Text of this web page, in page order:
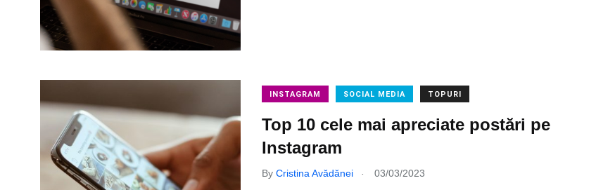
INSTAGRAM SOCIAL MEDIA TOPURI
Top 10 cele mai apreciate postări pe
Instagram
By Cristina Avădănei 03/03/2023